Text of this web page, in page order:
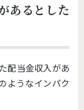
あるとした
配当金収入があ
ようなインパク